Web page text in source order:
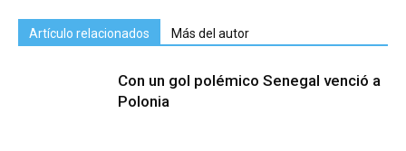
Artículo relacionados Más del autor
Con un gol polémico Senegal venció a
Polonia